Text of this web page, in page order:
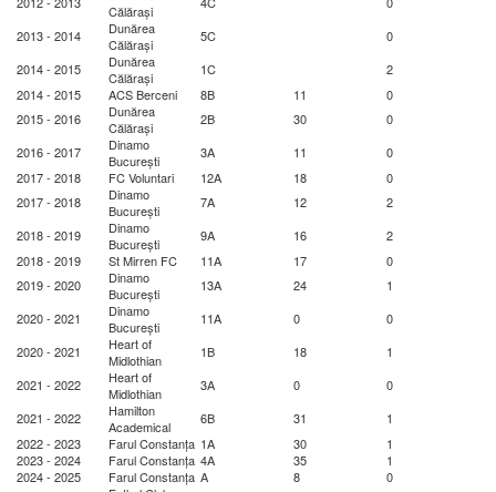
Călărași
2013 - 2014
Dunărea
Călărași
5C
0
2014 - 2015
Dunărea
Călărași
1C
2
2014 - 2015
ACS Berceni 8B 11
0
2015 - 2016
Dunărea
Călărași
2B 30
0
2016 - 2017
Dinamo
București
3A 11
0
2017 - 2018
FC Voluntari 12A 18
0
2017 - 2018
Dinamo
București
7A 12
2
2018 - 2019
Dinamo
București
9A 16
2
2018 - 2019
St Mirren FC 11A 17
0
2019 - 2020
Dinamo
București
13A 24
1
2020 - 2021
Dinamo
București
11A 0
0
2020 - 2021
Heart of
Midlothian
1B 18
1
2021 - 2022
Heart of
Midlothian
3A 0
0
2021 - 2022
Hamilton
Academical
6B 31
1
2022 - 2023
Farul Constanța 1A 30
1
2023 - 2024
Farul Constanța 4A 35
1
2024 - 2025
Farul Constanța A 8
0